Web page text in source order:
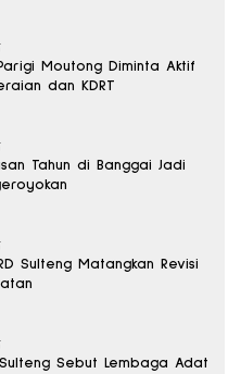
Moutong Diminta Aktif
dan KDRT
Tahun di Banggai Jadi
Sulteng Matangkan Revisi
Sulteng Sebut Lembaga Adat